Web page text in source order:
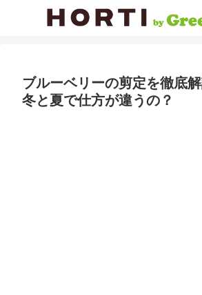
ブルーベリーの剪定を徹底
冬と夏で仕方が違うの？